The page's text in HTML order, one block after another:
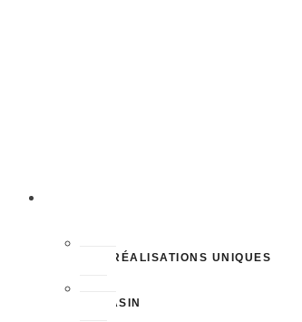
NOS RÉALISATIONS UNIQUES
MAGASIN